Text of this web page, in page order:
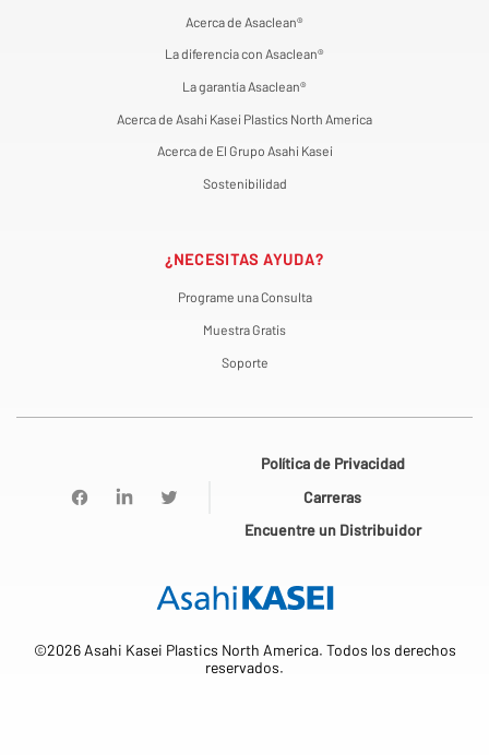
Acerca de Asaclean®
La diferencia con Asaclean®
La garantía Asaclean®
Acerca de Asahi Kasei Plastics North America
Acerca de El Grupo Asahi Kasei
Sostenibilidad
¿NECESITAS AYUDA?
Programe una Consulta
Muestra Gratis
Soporte
Política de Privacidad
Carreras
Encuentre un Distribuidor
©2026 Asahi Kasei Plastics North America. Todos los derechos
reservados.